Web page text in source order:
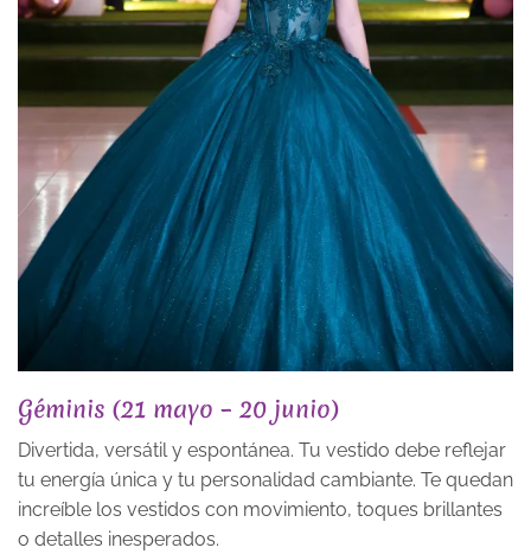
Géminis (21 mayo – 20 junio)
Divertida, versátil y espontánea. Tu vestido debe reflejar
tu energía única y tu personalidad cambiante. Te quedan
increíble los vestidos con movimiento, toques brillantes
o detalles inesperados.